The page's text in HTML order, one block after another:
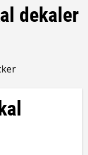
dekaler